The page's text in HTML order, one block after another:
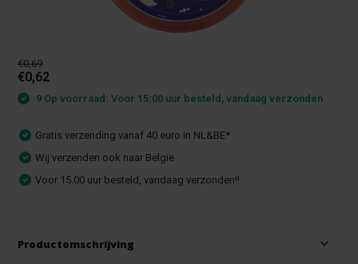
€0,69
€0,62
9 Op voorraad: Voor 15:00 uur besteld, vandaag verzonden
Gratis verzending vanaf 40 euro in NL&BE*
Wij verzenden ook naar Belgie
Voor 15.00 uur besteld, vandaag verzonden!!
Productomschrijving